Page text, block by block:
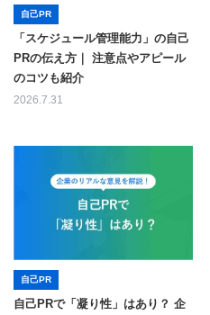
自己PR
「スケジュール管理能力」の自己
PRの伝え方｜ 注意点やアピール
のコツも紹介
2026.7.31
自己PR
自己PRで「凝り性」はあり？ 企